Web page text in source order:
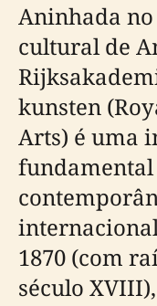
Aninhada
cultural de
kunsten
Arts) é uma
1870 (com
século